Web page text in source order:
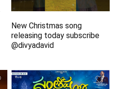
New Christmas song
releasing today subscribe
@divyadavid